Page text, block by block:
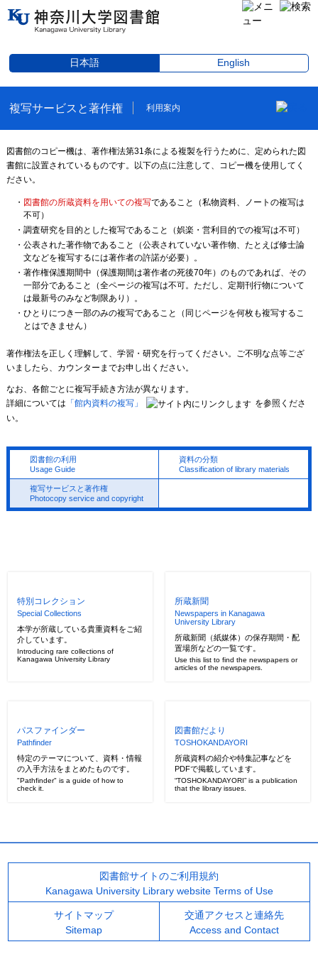
日本語 English
複写サービスと著作権 利用案内
図書館のコピー機は、著作権法第31条による複製を行うために、定められた図
書館に設置されているものです。以下の点に注意して、コピー機を使用してく
ださい。
図書館の所蔵資料を用いての複写であること（私物資料、ノートの複写は
不可）
調査研究を目的とした複写であること（娯楽・営利目的での複写は不可）
公表された著作物であること（公表されていない著作物、たとえば修士論
文などを複写するには著作者の許諾が必要）。
著作権保護期間中（保護期間は著作者の死後70年）のものであれば、その
一部分であること（全ページの複写は不可。ただし、定期刊行物について
は最新号のみなど制限あり）。
ひとりにつき一部のみの複写であること（同じページを何枚も複写するこ
とはできません）
著作権法を正しく理解して、学習・研究を行ってください。ご不明な点等ござ
いましたら、カウンターまでお申し出ください。
なお、各館ごとに複写手続き方法が異なります。
詳細については 「館内資料の複写」
を参照くださ
い。
図書館の利用
Usage Guide
資料の分類
Classification of library materials
複写サービスと著作権
Photocopy service and copyright
特別コレクション
Special Collections
本学が所蔵している貴重資料をご紹
介しています。
Introducing rare collections of
Kanagawa University Library
所蔵新聞
Newspapers in Kanagawa
University Library
所蔵新聞（紙媒体）の保存期間・配
置場所などの一覧です。
Use this list to find the newspapers or
articles of the newspapers.
パスファインダー
Pathfinder
特定のテーマについて、資料・情報
の入手方法をまとめたものです。
"Pathfinder" is a guide of how to
check it.
図書館だより
TOSHOKANDAYORI
所蔵資料の紹介や特集記事などを
PDFで掲載しています。
“TOSHOKANDAYORI” is a publication
that the library issues.
図書館サイトのご利用規約
Kanagawa University Library website Terms of Use
サイトマップ
Sitemap
交通アクセスと連絡先
Access and Contact